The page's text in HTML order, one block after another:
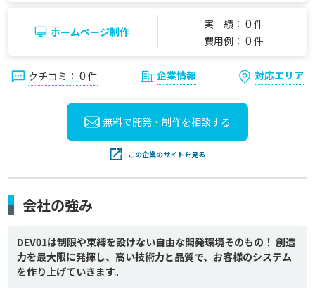
ホームページ制作
実 績： 0 件
費用例： 0 件
クチコミ： 0 件 企業情報 対応エリア
無料で開発・制作を相談する
この企業のサイトを見る
会社の強み
DEV01は制限や束縛を設けない自由な開発環境そのもの！ 創造
力を最大限に発揮し、高い技術力と品質で、お客様のシステム
を作り上げていきます。